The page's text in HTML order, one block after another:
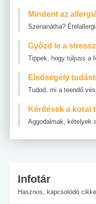
Mindent az
Szénanátha?
Győzd le a
Tippek, hogy túljuss a
Elsősegély
Tudod, mi a teendő
Kérdések a korai
Aggodalmak, kételyek
Infotár
Hasznos, kapcsolódó